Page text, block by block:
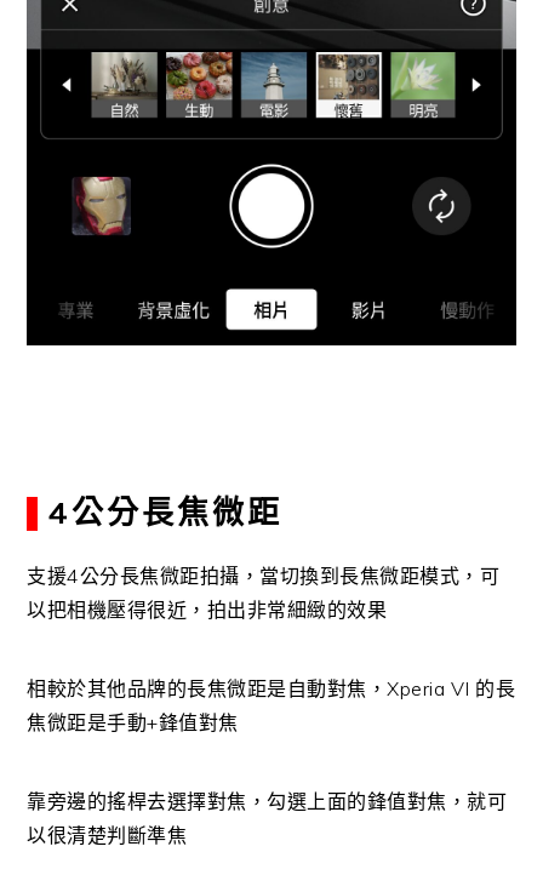
4公分長焦微距
支援4公分長焦微距拍攝，當切換到長焦微距模式，可
以把相機壓得很近，拍出非常細緻的效果
相較於其他品牌的長焦微距是自動對焦，Xperia VI 的長
焦微距是手動+鋒值對焦
靠旁邊的搖桿去選擇對焦，勾選上面的鋒值對焦，就可
以很清楚判斷準焦